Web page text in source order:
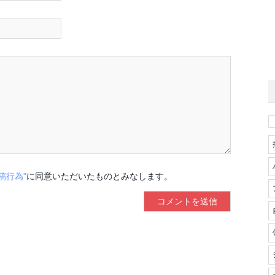
行為"に同意いただいたものとみなします。